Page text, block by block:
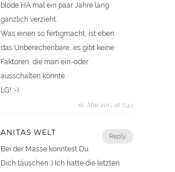
blöde HA mal ein paar Jahre lang
gänzlich verzieht.
Was einen so fertigmacht, ist eben
das Unberechenbare, es gibt keine
Faktoren, die man ein-oder
ausschalten könnte.
LG! :-)
16. Mai 2015 at 7:43
Reply
ANITAS WELT
Bei der Masse könntest Du
Dich täuschen ;) Ich hatte die letzten